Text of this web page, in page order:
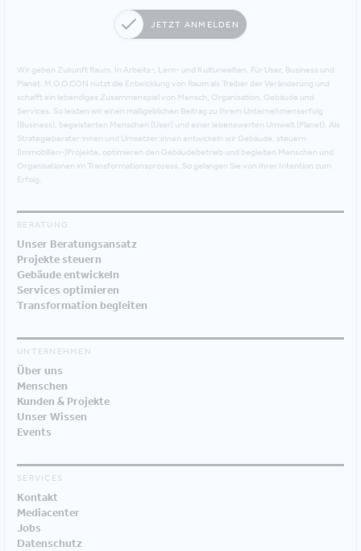
JETZT ANMELDEN
Wir geben Zukunft Raum. In Arbeits-, Lern- und Kulturwelten. Für User, Business und
Planet. M.O.O.CON nutzt die Entwicklung von Raum als Treiber der Veränderung und
schafft ein lebendiges Zusammenspiel von Mensch, Organisation, Gebäude und
Services. So leisten wir einen maßgeblichen Beitrag zu Ihrem Unternehmenserfolg
(Business), begeisterten Menschen (User) und einer lebenswerten Umwelt (Planet). Als
Strategieberater:innen und Umsetzer:innen entwickeln wir Gebäude, steuern
(Immobilien-)Projekte, optimieren den Gebäudebetrieb und begleiten Menschen und
Organisationen im Transformationsprozess. So gelangen Sie von Ihrer Intention zum
Erfolg.
BERATUNG
Unser Beratungsansatz
Projekte steuern
Gebäude entwickeln
Services optimieren
Transformation begleiten
UNTERNEHMEN
Über uns
Menschen
Kunden & Projekte
Unser Wissen
Events
SERVICES
Kontakt
Mediacenter
Jobs
Datenschutz